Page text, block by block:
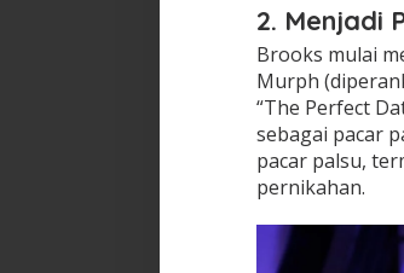
2. Menjadi
Brooks mulai
Murph
“The Perfect
sebagai pacar
pacar palsu,
pernikahan.